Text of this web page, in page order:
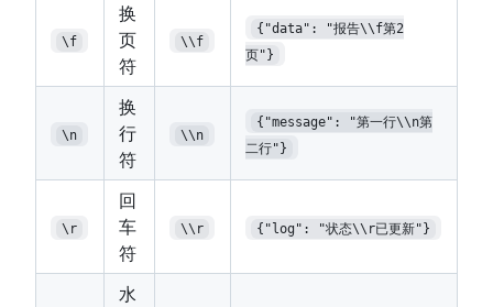
\f
换
页
符
\\f
{"data": "报告\\f第2
页"}
\n
换
行
符
\\n
{"message": "第一行\\n第
二行"}
\r
回
车
符
\\r {"log": "状态\\r已更新"}
水